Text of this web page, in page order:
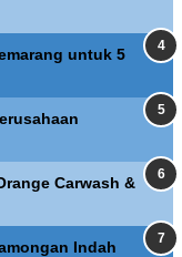
untuk 5
Carwash &
Indah